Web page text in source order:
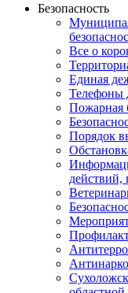
Безопасность
Все о
Единая
Телефоны
Пожарная
Порядок
действий,